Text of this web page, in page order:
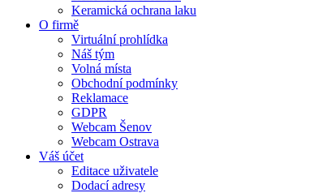
Keramická ochrana laku
O firmě
Virtuální prohlídka
Náš tým
Volná místa
Obchodní podmínky
Reklamace
GDPR
Webcam Šenov
Webcam Ostrava
Váš účet
Editace uživatele
Dodací adresy